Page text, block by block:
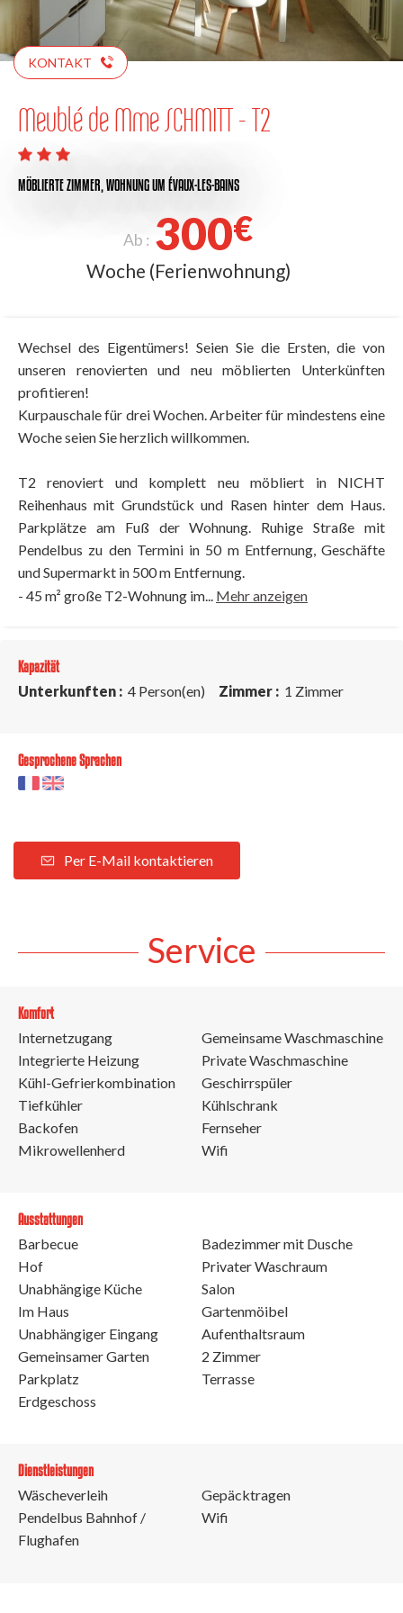
KONTAKT
Meublé de Mme SCHMITT - T2
MÖBLIERTE ZIMMER, WOHNUNGUM ÉVAUX-LES-BAINS
Ab : 300€
Woche (Ferienwohnung)
Wechsel des Eigentümers! Seien Sie die Ersten, die von
unseren renovierten und neu möblierten Unterkünften
profitieren!
Kurpauschale für drei Wochen. Arbeiter für mindestens eine
Woche seien Sie herzlich willkommen.
T2 renoviert und komplett neu möbliert in NICHT
Reihenhaus mit Grundstück und Rasen hinter dem Haus.
Parkplätze am Fuß der Wohnung. Ruhige Straße mit
Pendelbus zu den Termini in 50 m Entfernung, Geschäfte
und Supermarkt in 500 m Entfernung.
- 45 m² große T2-Wohnung im... Mehr anzeigen
Kapazität
Unterkunften : 4 Person(en) Zimmer : 1 Zimmer
Gesprochene Sprachen
Per E-Mail kontaktieren
Service
Komfort
Internetzugang
Integrierte Heizung
Kühl-Gefrierkombination
Tiefkühler
Backofen
Mikrowellenherd
Gemeinsame Waschmaschine
Private Waschmaschine
Geschirrspüler
Kühlschrank
Fernseher
Wifi
Ausstattungen
Barbecue
Hof
Unabhängige Küche
Im Haus
Unabhängiger Eingang
Gemeinsamer Garten
Parkplatz
Erdgeschoss
Badezimmer mit Dusche
Privater Waschraum
Salon
Gartenmöibel
Aufenthaltsraum
2 Zimmer
Terrasse
Dienstleistungen
Wäscheverleih
Pendelbus Bahnhof /
Flughafen
Gepäcktragen
Wifi